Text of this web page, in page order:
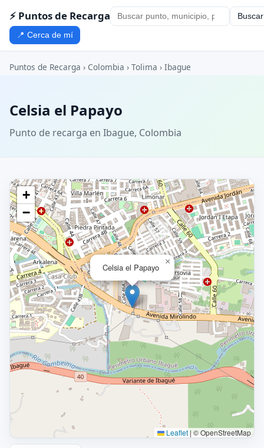
⚡ Puntos de Recarga Buscar
📍 Cerca de mí
Puntos de Recarga › Colombia › Tolima › Ibague
Celsia el Papayo
Punto de recarga en Ibague, Colombia
Celsia el Papayo
×
+
−
Leaflet | © OpenStreetMap